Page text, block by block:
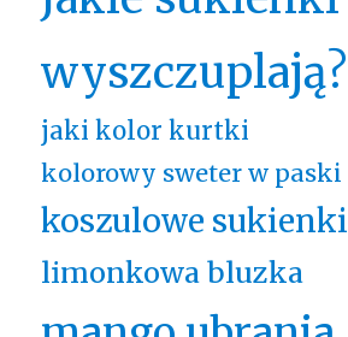
wyszczuplają?
jaki kolor kurtki
kolorowy sweter w paski
koszulowe sukienki
limonkowa bluzka